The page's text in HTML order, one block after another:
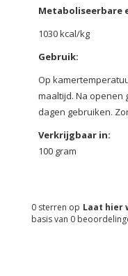
Metaboliseerbare
1030 kcal/kg
Gebruik:
Op
maaltijd. Na openen
dagen gebruiken.
Verkrijgbaar in:
100 gram
Laat hier
0 sterren op
basis van 0